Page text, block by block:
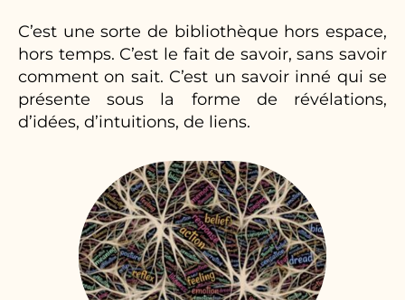
C’est une sorte de bibliothèque hors espace,
hors temps. C’est le fait de savoir, sans savoir
comment on sait. C’est un savoir inné qui se
présente sous la forme de révélations,
d’idées, d’intuitions, de liens.